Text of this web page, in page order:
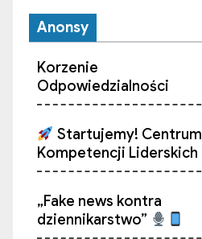
Anonsy
Korzenie
Odpowiedzialności
Startujemy! Centrum
Kompetencji Liderskich
„Fake news kontra
dziennikarstwo”